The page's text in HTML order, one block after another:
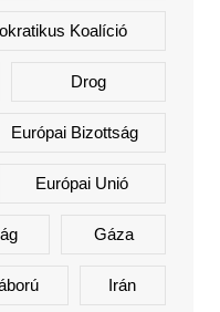
Koalíció
Drog
Európai Bizottság
Európai Unió
Gáza
Irán